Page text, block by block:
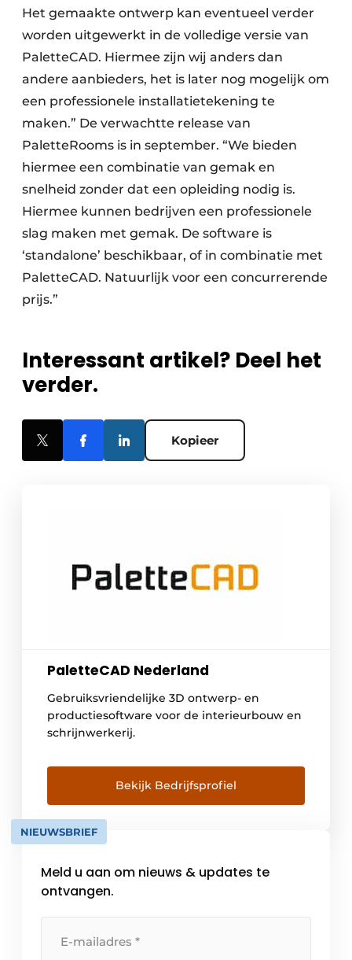
Het gemaakte ontwerp kan eventueel verder
worden uitgewerkt in de volledige versie van
PaletteCAD. Hiermee zijn wij anders dan
andere aanbieders, het is later nog mogelijk om
een professionele installatietekening te
maken.” De verwachtte release van
PaletteRooms is in september. “We bieden
hiermee een combinatie van gemak en
snelheid zonder dat een opleiding nodig is.
Hiermee kunnen bedrijven een professionele
slag maken met gemak. De software is
‘standalone’ beschikbaar, of in combinatie met
PaletteCAD. Natuurlijk voor een concurrerende
prijs.”
Interessant artikel? Deel het
verder.
Kopieer
PaletteCAD Nederland
Gebruiksvriendelijke 3D ontwerp- en
productiesoftware voor de interieurbouw en
schrijnwerkerij.
Bekijk Bedrijfsprofiel
NIEUWSBRIEF
Meld u aan om nieuws & updates te
ontvangen.